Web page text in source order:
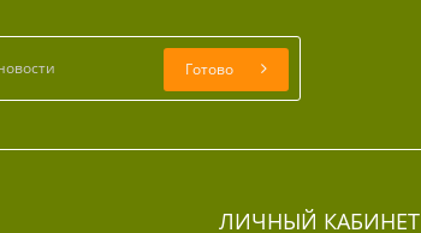
Готово
ЛИЧНЫЙ КАБИНЕТ